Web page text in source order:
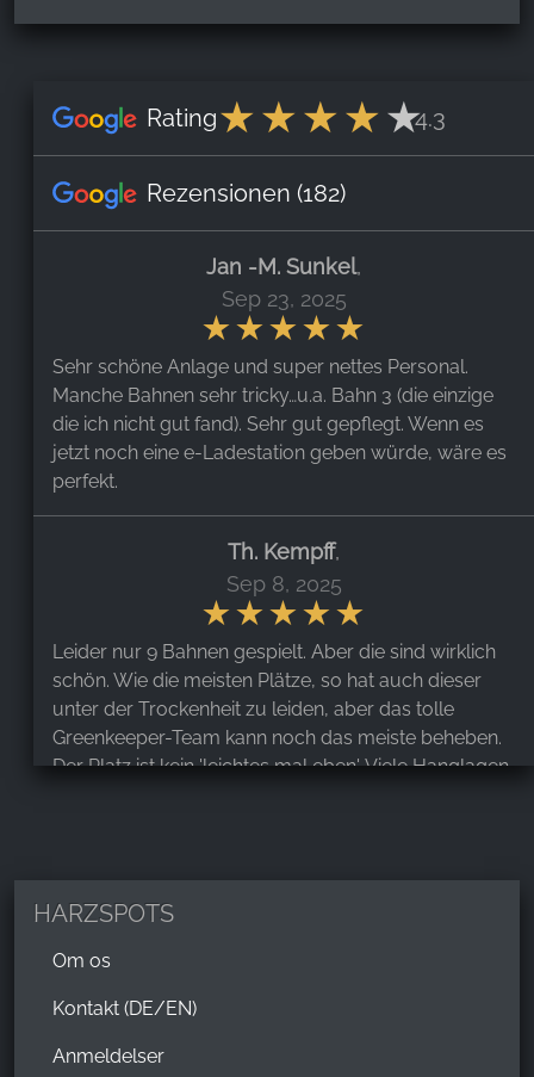
Rating 4.3
Rezensionen (182)
Jan -M. Sunkel,
Sep 23, 2025
Sehr schöne Anlage und super nettes Personal.
Manche Bahnen sehr tricky…u.a. Bahn 3 (die einzige
die ich nicht gut fand). Sehr gut gepflegt. Wenn es
jetzt noch eine e-Ladestation geben würde, wäre es
perfekt.
Th. Kempff,
Sep 8, 2025
Leider nur 9 Bahnen gespielt. Aber die sind wirklich
schön. Wie die meisten Plätze, so hat auch dieser
unter der Trockenheit zu leiden, aber das tolle
Greenkeeper-Team kann noch das meiste beheben.
Der Platz ist kein 'leichtes mal eben'. Viele Hanglagen
empfehlen kann! Ich habe hier gestern eine Runde
gespielt, mein Sohn war als Caddy dabei, und wir
HARZSPOTS
Om os
Kontakt (DE/EN)
Anmeldelser